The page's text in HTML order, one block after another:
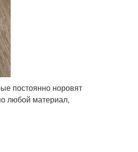
постоянно норовят
любой материал,